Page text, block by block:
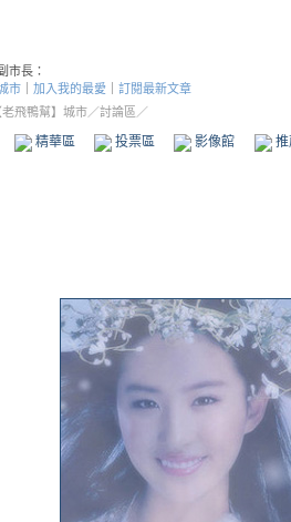
市長：
市 加入我的最愛
訂閱最新文章
老飛鴨幫】城市／討論區／
精華區 投票區 影像館